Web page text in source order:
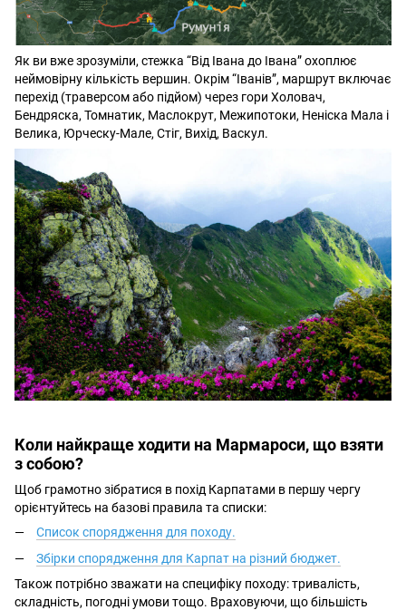
Як ви вже зрозуміли, стежка “Від Івана до Івана” охоплює
неймовірну кількість вершин. Окрім “Іванів”, маршрут включає
перехід (траверсом або підйом) через гори Холовач,
Бендряска, Томнатик, Маслокрут, Межипотоки, Неніска Мала і
Велика, Юрческу-Мале, Стіг, Вихід, Васкул.
Коли найкраще ходити на Мармароси, що взяти
з собою?
Щоб грамотно зібратися в похід Карпатами в першу чергу
орієнтуйтесь на базові правила та списки:
Список спорядження для походу.
Збірки спорядження для Карпат на різний бюджет.
Також потрібно зважати на специфіку походу: тривалість,
складність, погодні умови тощо. Враховуючи, що більшість